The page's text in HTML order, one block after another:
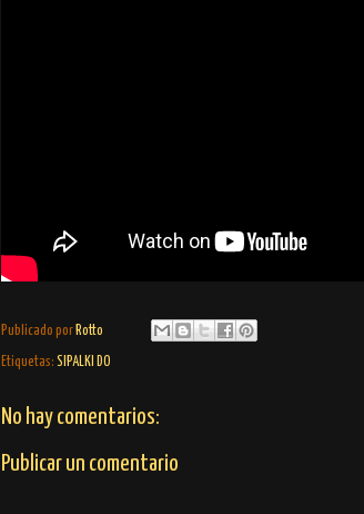
Publicado porRotto
Etiquetas: SIPALKI DO
No hay comentarios:
Publicar un comentario